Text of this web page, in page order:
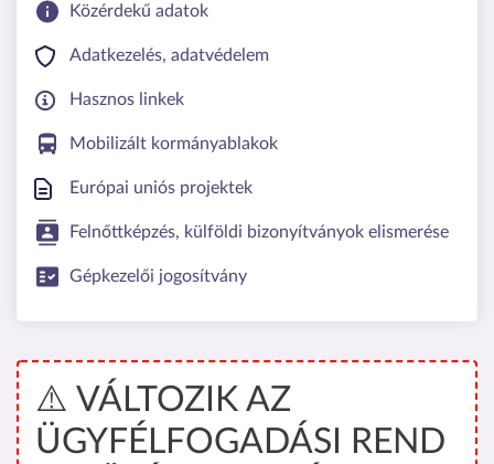
Közérdekű adatok
Adatkezelés, adatvédelem
Hasznos linkek
Mobilizált kormányablakok
Európai uniós projektek
Felnőttképzés, külföldi bizonyítványok elismerése
Gépkezelői jogosítvány
⚠️ VÁLTOZIK AZ
ÜGYFÉLFOGADÁSI REND